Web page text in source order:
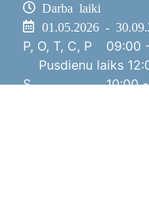
Darba laiki
01.05.2026 -
P, O, T, C, P
09:00
Pusdienu laiks
S
10:00